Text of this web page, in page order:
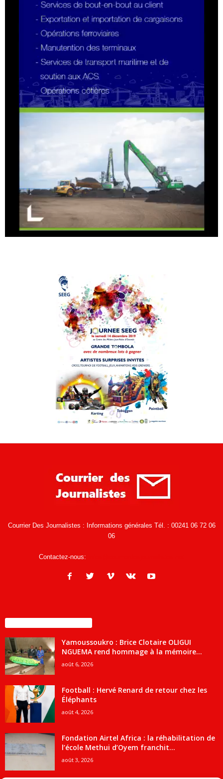
Courrier Des Journalistes : Informations générales Tél. : 00241 06 72 06
06
Contactez-nous:
Yamoussoukro : Brice Clotaire OLIGUI
NGUEMA rend hommage à la mémoire...
août 6, 2026
Football : Hervé Renard de retour chez les
Éléphants
août 4, 2026
Fondation Airtel Africa : la réhabilitation de
l’école Methui d’Oyem franchit...
août 3, 2026